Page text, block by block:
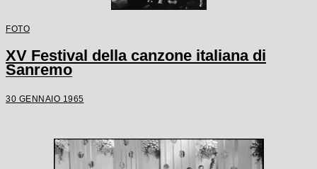
FOTO
XV Festival della canzone italiana di
Sanremo
30 GENNAIO 1965